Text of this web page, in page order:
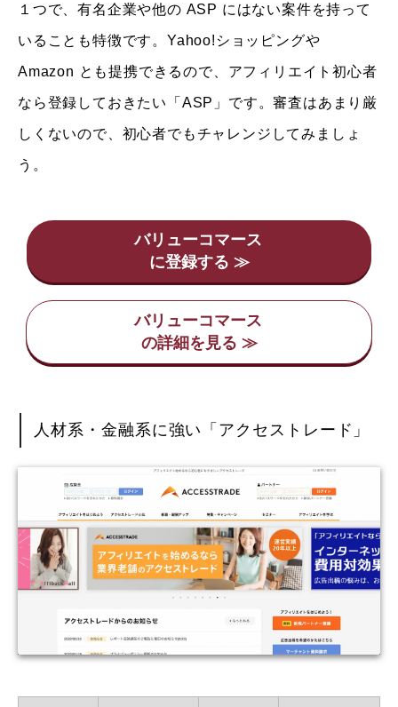
１つで、有名企業や他の ASP にはない案件を持って
いることも特徴です。Yahoo!ショッピングや
Amazon とも提携できるので、アフィリエイト初心者
なら登録しておきたい「ASP」です。審査はあまり厳
しくないので、初心者でもチャレンジしてみましょ
う。
バリューコマース
バリューコマース
人材系・金融系に強い「アクセストレード」